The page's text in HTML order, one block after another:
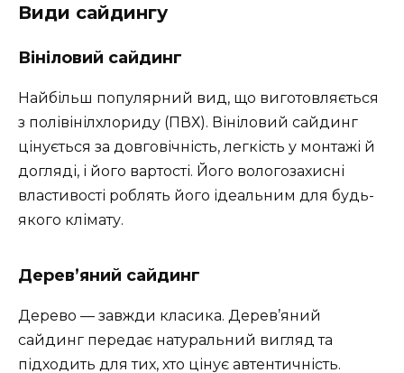
Види сайдингу
Вініловий сайдинг
Найбільш популярний вид, що виготовляється
з полівінілхлориду (ПВХ). Вініловий сайдинг
цінується за довговічність, легкість у монтажі й
догляді, і його вартості. Його вологозахисні
властивості роблять його ідеальним для будь-
якого клімату.
Дерев’яний сайдинг
Дерево — завжди класика. Дерев’яний
сайдинг передає натуральний вигляд та
підходить для тих, хто цінує автентичність.